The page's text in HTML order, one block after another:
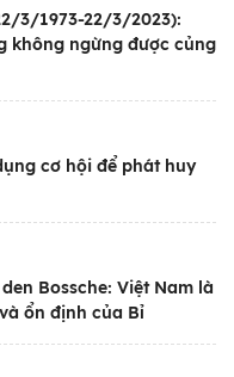
3/1973-22/3/2023):
không ngừng được củng
cơ hội để phát huy
Bossche: Việt Nam là
ổn định của Bỉ